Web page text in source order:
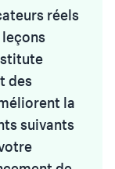
réels
des
la
suivants